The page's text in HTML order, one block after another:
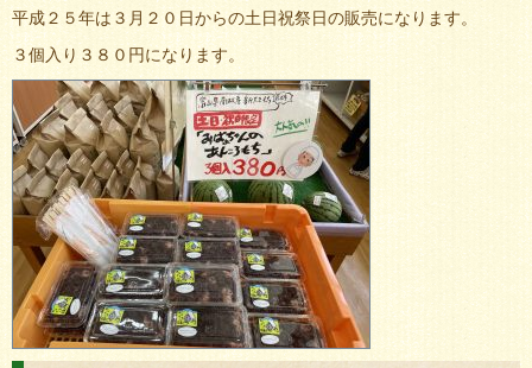
平成２５年は３月２０日からの土日祝祭日の販売になります。
３個入り３８０円になります。